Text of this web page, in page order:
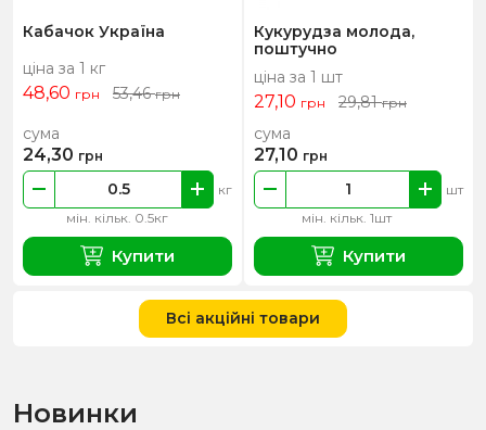
Кабачок Україна
ціна за 1 кг
48,60 грн 53,46грн
мін. кільк. 0.5кг
кг
сума
24,30 грн
Купити
Кукурудза молода,
поштучно
ціна за 1 шт
27,10 грн 29,81грн
мін. кільк. 1шт
шт
сума
27,10 грн
Купити
Всі акційні товари
Новинки